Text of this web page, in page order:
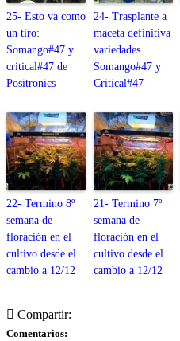
25- Esto va como
un tiro:
Somango#47 y
critical#47 de
Positronics
24- Trasplante a
maceta definitiva
variedades
Somango#47 y
Critical#47
22- Termino 8º
semana de
floración en el
cultivo desde el
cambio a 12/12
21- Termino 7º
semana de
floración en el
cultivo desde el
cambio a 12/12
Compartir:
Comentarios: